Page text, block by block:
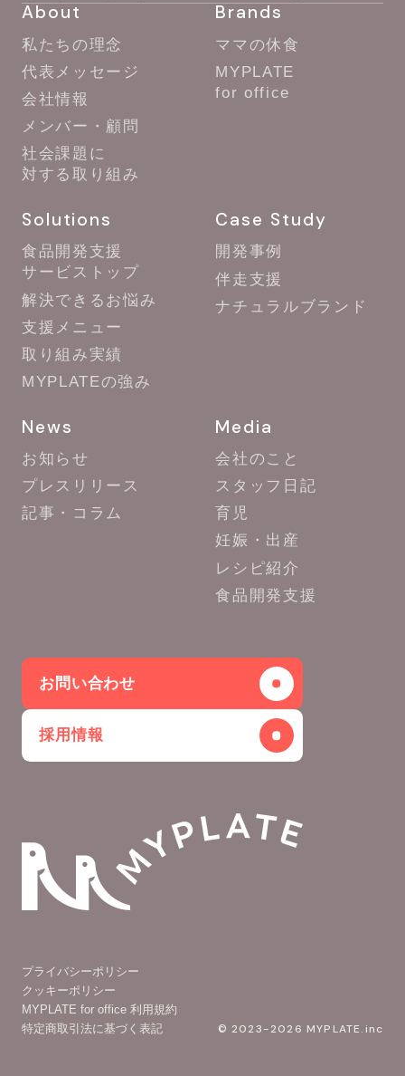
About
私たちの理念
代表メッセージ
会社情報
メンバー・顧問
社会課題に
対する取り組み
Brands
ママの休食
MYPLATE
for office
Solutions
食品開発支援
サービストップ
解決できるお悩み
支援メニュー
取り組み実績
MYPLATEの強み
Case Study
開発事例
伴走支援
ナチュラルブランド
News
お知らせ
プレスリリース
記事・コラム
Media
会社のこと
スタッフ日記
育児
妊娠・出産
レシピ紹介
食品開発支援
お問い合わせ
採用情報
プライバシーポリシー
クッキーポリシー
MYPLATE for office 利用規約
特定商取引法に基づく表記
© 2023-2026 MYPLATE.inc